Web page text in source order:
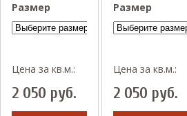
Размер
Цена за кв.м.:
2 050 руб.
Размер
Цена за кв.м.:
2 050 руб.